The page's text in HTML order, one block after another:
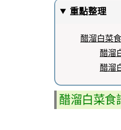
重點整理
醋溜白菜
醋溜
醋溜
醋溜白菜食